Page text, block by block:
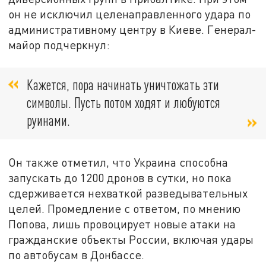
он не исключил целенаправленного удара по
административному центру в Киеве. Генерал-
майор подчеркнул:
Кажется, пора начинать уничтожать эти
символы. Пусть потом ходят и любуются
руинами.
Он также отметил, что Украина способна
запускать до 1200 дронов в сутки, но пока
сдерживается нехваткой разведывательных
целей. Промедление с ответом, по мнению
Попова, лишь провоцирует новые атаки на
гражданские объекты России, включая удары
по автобусам в Донбассе.